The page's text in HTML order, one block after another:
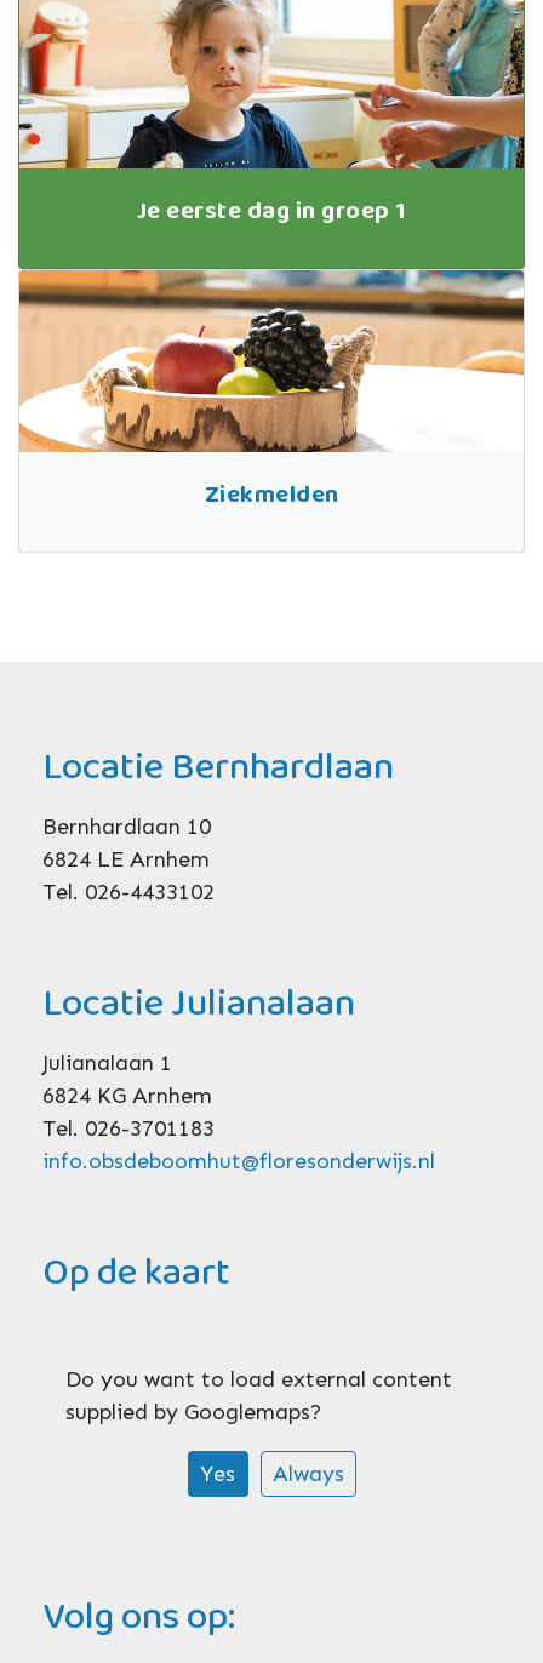
Je eerste dag in groep 1
Ziekmelden
Locatie Bernhardlaan
Bernhardlaan 10
6824 LE Arnhem
Tel. 026-4433102
Locatie Julianalaan
Julianalaan 1
6824 KG Arnhem
Tel. 026-3701183
info.obsdeboomhut@floresonderwijs.nl
Op de kaart
Do you want to load external content
supplied by Googlemaps?
Yes Always
Volg ons op: